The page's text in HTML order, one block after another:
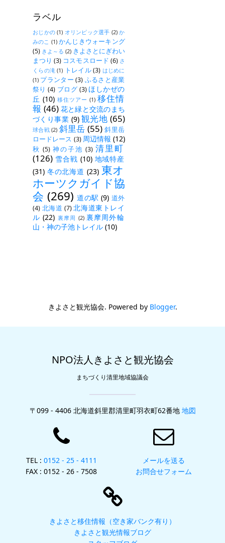
ラベル
おじかの (1) オリンピック選手 (2) か
みのこ (1) かんじきウォーキング
(5) きよ～る (2) きよさとにぎわい
まつり (3) コスモスロード (6) さ
くらの滝 (1) トレイル(3) はじめに
(1) プランター (3) ふるさと産業
祭り (4) ブログ (3) ほしかぜの
丘 (10) 移住ツアー (1) 移住情
報 (46) 花と緑と交流のまち
づくり事業 (9) 観光地 (65)
球合戦 (2) 斜里岳 (55) 斜里岳
ロードレース (3) 周辺情報 (12)
秋 (5) 神の子池 (3) 清里町
(126) 雪合戦 (10) 地域特産
(31) 冬の北海道 (23) 東オ
ホーツクガイド協
会 (269) 道の駅 (9) 道外
(4) 北海道 (7) 北海道東トレイ
ル (22) 裏摩周 (2) 裏摩周外輪
山・神の子池トレイル (10)
きよさと観光協会. Powered by Blogger.
NPO法人きよさと観光協会
まちづくり清里地域協議会
〒099 - 4406 北海道斜里郡清里町羽衣町62番地 地図
TEL : 0152 - 25 - 4111
FAX : 0152 - 26 - 7508
メールを送る
お問合せフォーム
きよさと移住情報（空き家バンク有り）
きよさと観光情報ブログ